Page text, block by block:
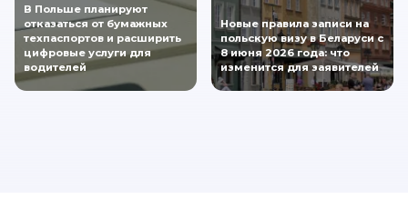
В Польше планируют
отказаться от бумажных
техпаспортов и расширить
цифровые услуги для
водителей
Новые правила записи на
польскую визу в Беларуси с
8 июня 2026 года: что
изменится для заявителей